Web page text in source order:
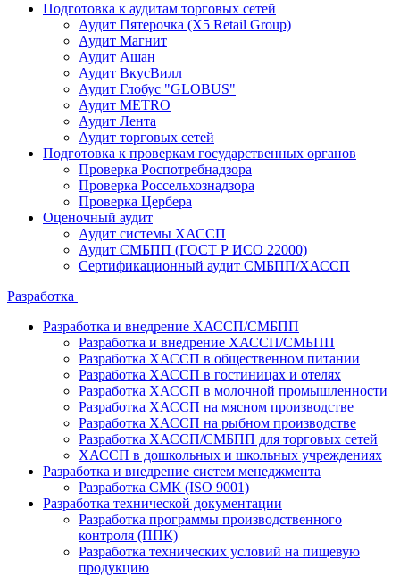
Подготовка к аудитам торговых сетей
Аудит Пятерочка (X5 Retail Group)
Аудит Магнит
Аудит Ашан
Аудит ВкусВилл
Аудит Глобус "GLOBUS"
Аудит METRO
Аудит Лента
Аудит торговых сетей
Подготовка к проверкам государственных органов
Проверка Роспотребнадзора
Проверка Россельхознадзора
Проверка Цербера
Оценочный аудит
Аудит системы ХАССП
Аудит СМБПП (ГОСТ Р ИСО 22000)
Сертификационный аудит СМБПП/ХАССП
Разработка
Разработка и внедрение ХАССП/СМБПП
Разработка и внедрение ХАССП/СМБПП
Разработка ХАССП в общественном питании
Разработка ХАССП в гостиницах и отелях
Разработка ХАССП в молочной промышленности
Разработка ХАССП на мясном производстве
Разработка ХАССП на рыбном производстве
Разработка ХАССП/СМБПП для торговых сетей
ХАССП в дошкольных и школьных учреждениях
Разработка и внедрение систем менеджмента
Разработка СМК (ISO 9001)
Разработка технической документации
Разработка программы производственного
контроля (ППК)
Разработка технических условий на пищевую
продукцию